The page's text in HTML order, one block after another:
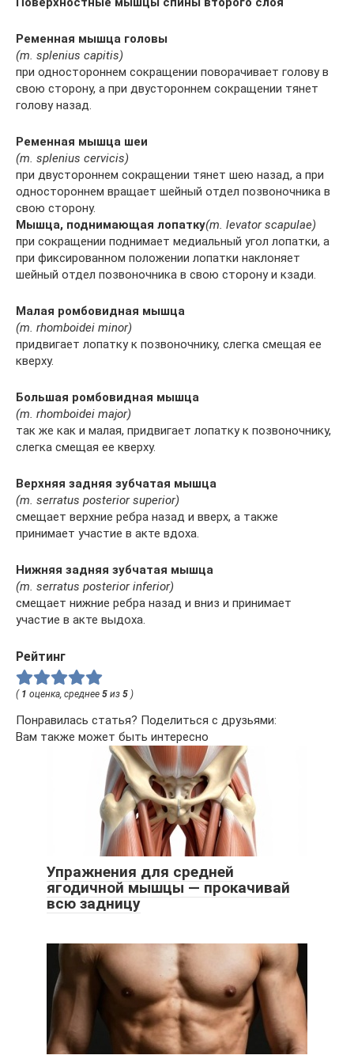
Ременная мышца головы
(m. splenius capitis)
при одностороннем сокращении поворачивает голову в
свою сторону, а при двустороннем сокращении тянет
голову назад.
Ременная мышца шеи
(m. splenius cervicis)
при двустороннем сокращении тянет шею назад, а при
одностороннем вращает шейный отдел позвоночника в
свою сторону.
Мышца, поднимающая лопатку(m. levator scapulae)
при сокращении поднимает медиальный угол лопатки, а
при фиксированном положении лопатки наклоняет
шейный отдел позвоночника в свою сторону и кзади.
Малая ромбовидная мышца
(m. rhomboidei minor)
придвигает лопатку к позвоночнику, слегка смещая ее
кверху.
Большая ромбовидная мышца
(m. rhomboidei major)
так же как и малая, придвигает лопатку к позвоночнику,
слегка смещая ее кверху.
Верхняя задняя зубчатая мышца
(m. serratus posterior superior)
смещает верхние ребра назад и вверх, а также
принимает участие в акте вдоха.
Нижняя задняя зубчатая мышца
(m. serratus posterior inferior)
смещает нижние ребра назад и вниз и принимает
участие в акте выдоха.
Рейтинг
( 1 оценка, среднее 5 из 5 )
Понравилась статья? Поделиться с друзьями:
Вам также может быть интересно
Упражнения для средней
ягодичной мышцы — прокачивай
всю задницу